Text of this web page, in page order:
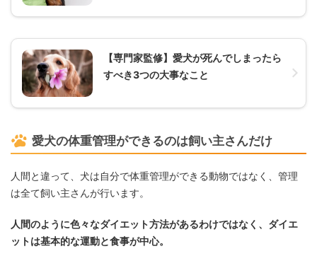
【専門家監修】愛犬が死んでしまったら
すべき3つの大事なこと
愛犬の体重管理ができるのは飼い主さんだけ
人間と違って、犬は自分で体重管理ができる動物ではなく、管理
は全て飼い主さんが行います。
人間のように色々なダイエット方法があるわけではなく、ダイエ
ットは基本的な運動と食事が中心。